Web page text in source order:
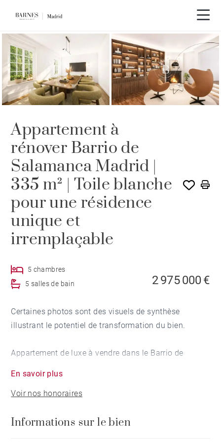
Visite vidéo
Appartement à
rénover Barrio de
Salamanca Madrid |
335 m² | Toile blanche
pour une résidence
unique et
irremplaçable
5 chambres
5 salles de bain
2 975 000 €
Certaines photos sont des visuels de synthèse
illustrant le potentiel de transformation du bien.
Appartement de luxe à vendre dans le Barrio de
Entresol orienté sud avec patio privatif exclusif. Une
opportunité rarissime de rénovation complète dans
En savoir plus
Voir nos honoraires
Informations sur le bien